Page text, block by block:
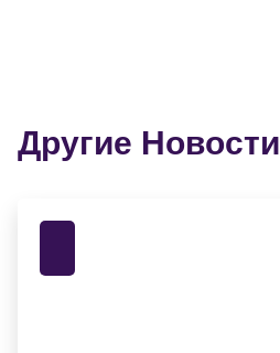
Другие Новости